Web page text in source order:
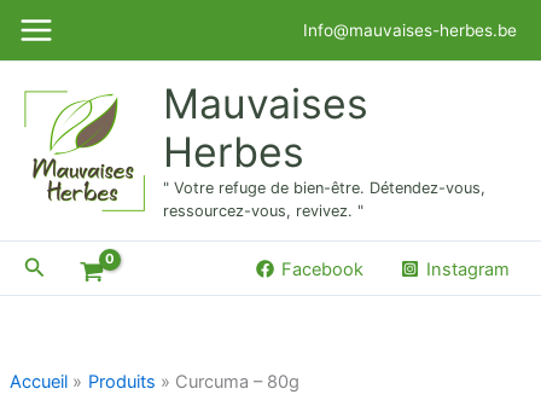
Info@mauvaises-herbes.be
Mauvaises
Herbes
" Votre refuge de bien-être. Détendez-vous,
ressourcez-vous, revivez. "
Rechercher Facebook Instagram
Accueil Produits Curcuma – 80g